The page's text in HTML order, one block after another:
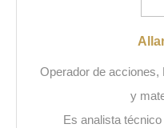
Operador de
y
Es analista